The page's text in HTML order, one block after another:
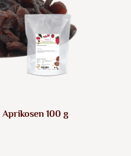
4.85 von 5 Sternen
Wilde, säuerliche Aprikosen 100 g